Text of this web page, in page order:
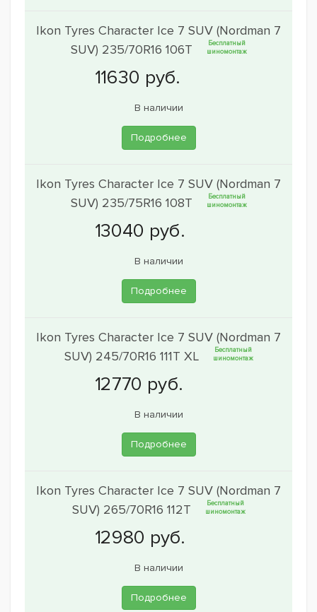
Ikon Tyres Character Ice 7 SUV (Nordman 7
SUV) 235/70R16 106T
Бесплатный
шиномонтаж
В наличии
Подробнее
Ikon Tyres Character Ice 7 SUV (Nordman 7
SUV) 235/75R16 108T
Бесплатный
шиномонтаж
В наличии
Подробнее
Ikon Tyres Character Ice 7 SUV (Nordman 7
SUV) 245/70R16 111T XL
Бесплатный
шиномонтаж
В наличии
Подробнее
Ikon Tyres Character Ice 7 SUV (Nordman 7
SUV) 265/70R16 112T
Бесплатный
шиномонтаж
В наличии
Подробнее